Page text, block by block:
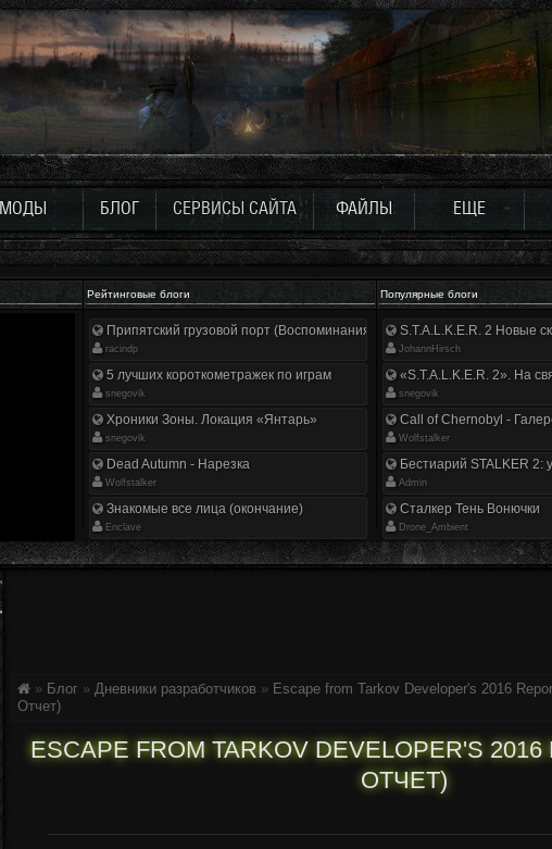
МОДЫ БЛОГ СЕРВИСЫ САЙТА ФАЙЛЫ ЕЩЕ
Рейтинговые блоги Популярные блоги
Припятский грузовой порт (Воспоминания ликвидатора)
racindp
5 лучших короткометражек по играм
snegovik
Хроники Зоны. Локация «Янтарь»
snegovik
Dead Autumn - Нарезка
Wolfstalker
Знакомые все лица (окончание)
Enclave
S.T.A.L.K.E.R. 2 Новые
JohannHirsch
«S.T.A.L.K.E.R. 2». На
snegovik
Call of Chernobyl -
Wolfstalker
Бестиарий STALKER 2:
Аdmin
Сталкер Тень Вонючки
Drone_Ambient
» Блог » Дневники разработчиков » Escape from Tarkov Developer's 2016
Отчет)
ESCAPE FROM TARKOV DEVELOPER'S
ОТЧЕТ)